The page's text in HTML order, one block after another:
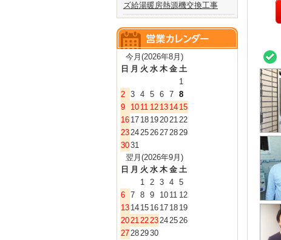
ズ給湯暖房熱源機交換工事
今月(2026年8月)
日 月 火 水 木 金 土
1
2 3 4 5 6 7 8
9
10 11 12 13 14 15
16 17 18 19202122
23242526272829
3031
翌月(2026年9月)
日 月 火 水 木 金 土
1 2 3 4 5
6 7 8 9 10 11 12
13 14 15 16 17 18 19
20212223242526
27282930